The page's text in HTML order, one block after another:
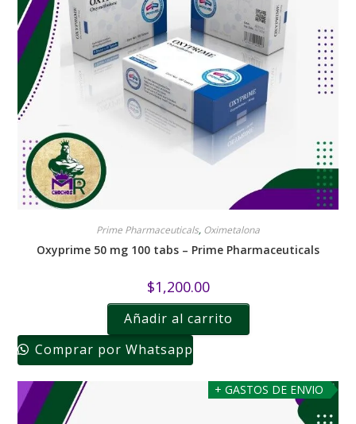
Prime Pharmaceuticals, Oximetalona
Oxyprime 50 mg 100 tabs – Prime Pharmaceuticals
$1,200.00
Añadir al carrito
Comprar por Whatsapp
+ GASTOS DE ENVIO